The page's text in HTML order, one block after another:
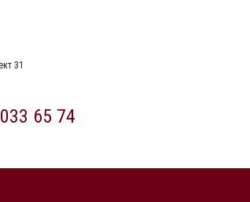
31
65 74